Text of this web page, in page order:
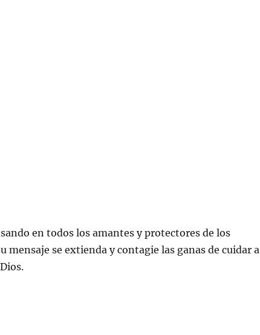
en todos los amantes y protectores de los
mensaje se extienda y contagie las ganas de cuidar a